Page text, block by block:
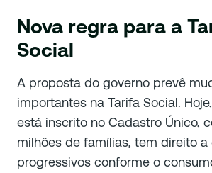
Nova regra para a
Social
A proposta do governo prevê
importantes na Tarifa Social.
está inscrito no Cadastro Único,
milhões de famílias, tem direito
progressivos conforme o